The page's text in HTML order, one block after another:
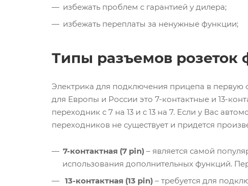
избежать проблем с гарантией у дилера;
избежать переплаты за ненужные функции;
Типы разъемов розеток
Электрика для подключения прицепа в первую
для Европы и России это 7-контактные и 13-
переходник с 7 на 13 и с 13 на 7. Если у Вас
переходников не существует и придется
7-контактная (7 pin) – является самой
использования дополнительных функций.
13-контактная (13 pin) – требуется для